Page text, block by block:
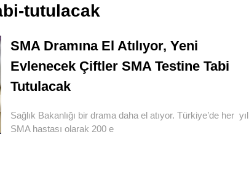
tutulacak
SMA Dramına El Atılıyor, Yeni
Evlenecek Çiftler SMA Testine Tabi
Tutulacak
Sağlık Bakanlığı bir drama daha el atıyor. Türkiye’de her yıl
SMA hastası olarak 200 e